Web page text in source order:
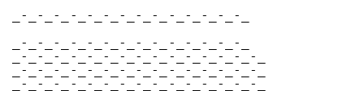
_-_-_-_-_-_-_-_-_-_-_-_-_-_-_
_-_-_-_-_-_-_-_-_-_-_-_-_-_-_
_-_-_-_-_-_-_-_-_-_-_-_-_-_-_-_
_-_-_-_-_-_-_-_-_-_-_-_-_-_-_-_
_-_-_-_-_-_-_-_-_-_-_-_-_-_-_-_